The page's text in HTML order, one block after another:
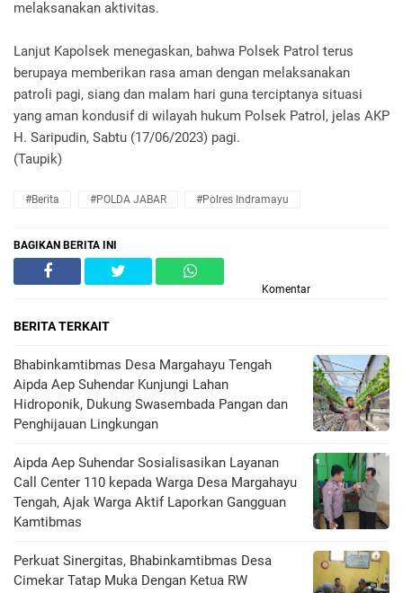
melaksanakan aktivitas.
Lanjut Kapolsek menegaskan, bahwa Polsek Patrol terus
berupaya memberikan rasa aman dengan melaksanakan
patroli pagi, siang dan malam hari guna terciptanya situasi
yang aman kondusif di wilayah hukum Polsek Patrol, jelas AKP
H. Saripudin, Sabtu (17/06/2023) pagi.
(Taupik)
#Berita #POLDA JABAR #Polres Indramayu
BAGIKAN BERITA INI
Komentar
BERITA TERKAIT
Bhabinkamtibmas Desa Margahayu Tengah
Aipda Aep Suhendar Kunjungi Lahan
Hidroponik, Dukung Swasembada Pangan dan
Penghijauan Lingkungan
Aipda Aep Suhendar Sosialisasikan Layanan
Call Center 110 kepada Warga Desa Margahayu
Tengah, Ajak Warga Aktif Laporkan Gangguan
Kamtibmas
Perkuat Sinergitas, Bhabinkamtibmas Desa
Cimekar Tatap Muka Dengan Ketua RW